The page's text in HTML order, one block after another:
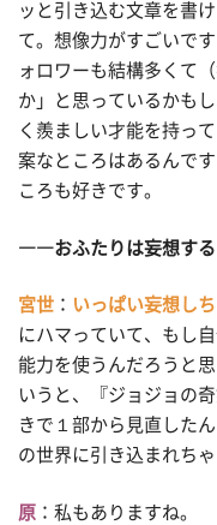
ッと引き込む文章を書
て。想像力がすごいで
ォロワーも結構多くて
か」と思っているかも
く羨ましい才能を持っ
案なところはあるんで
ころも好きです。
――おふたりは妄想する
宮世 ： いっぱい妄想しち
にハマっていて、もし
能力を使うんだろうと
いうと、『ジョジョの
きで１部から見直した
の世界に引き込まれちゃ
原 ：私もありますね。